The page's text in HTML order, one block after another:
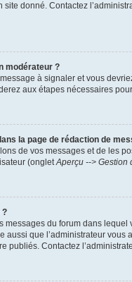
site donné. Contactez
modérateur ?
à signaler et vous
aux étapes nécessaires
la page de rédaction de
de vos messages et de les
(ongletAperçu --> Gestion
?
messages du forum dans lequel
aussi que l’administrateur vous
publiés. Contactez